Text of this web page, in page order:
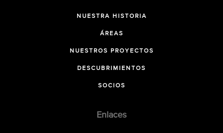
NUESTRA HISTORIA
ÁREAS
NUESTROS PROYECTOS
DESCUBRIMIENTOS
SOCIOS
Enlaces